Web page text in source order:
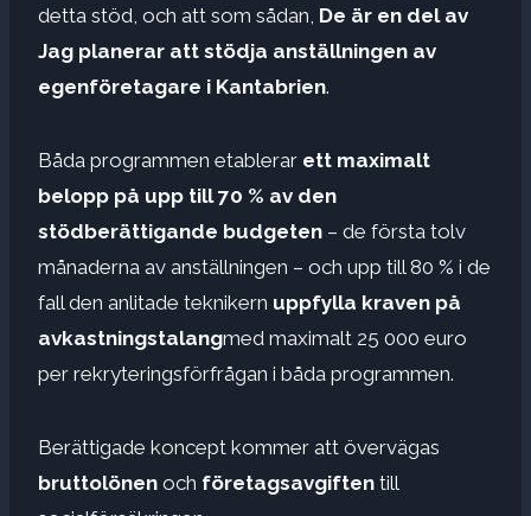
detta stöd, och att som sådan, De är en del av
Jag planerar att stödja anställningen av
egenföretagare i Kantabrien.
Båda programmen etablerar ett maximalt
belopp på upp till 70 % av den
stödberättigande budgeten – de första tolv
månaderna av anställningen – och upp till 80 % i de
fall den anlitade teknikern uppfylla kraven på
avkastningstalangmed maximalt 25 000 euro
per rekryteringsförfrågan i båda programmen.
Berättigade koncept kommer att övervägas
bruttolönen och företagsavgiften till